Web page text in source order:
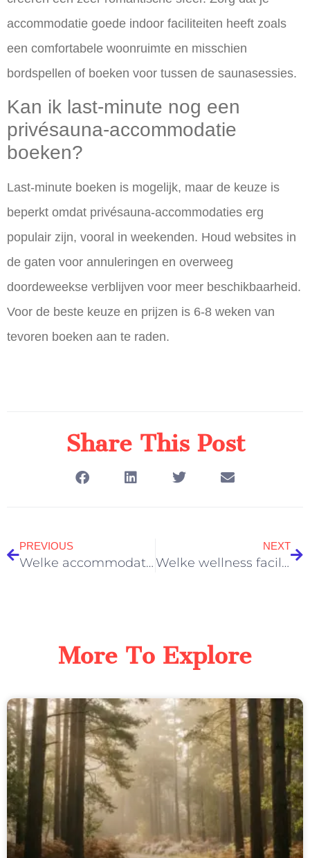
accommodatie goede indoor faciliteiten heeft zoals
een comfortabele woonruimte en misschien
bordspellen of boeken voor tussen de saunasessies.
Kan ik last-minute nog een
privésauna-accommodatie
boeken?
Last-minute boeken is mogelijk, maar de keuze is
beperkt omdat privésauna-accommodaties erg
populair zijn, vooral in weekenden. Houd websites in
de gaten voor annuleringen en overweeg
doordeweekse verblijven voor meer beschikbaarheid.
Voor de beste keuze en prijzen is 6-8 weken van
tevoren boeken aan te raden.
Share This Post
PREVIOUS
Welke accommodaties zijn het beste voor een huwelijksaanzoek?
NEXT
Welke wellness faciliteiten horen bij een luxe natuurverblijf?
More To Explore